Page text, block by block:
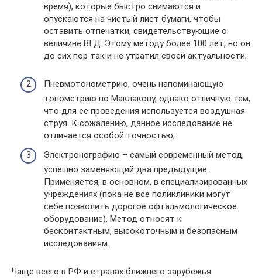
время), которые быстро снимаются и
опускаются на чистый лист бумаги, чтобы
оставить отпечатки, свидетельствующие о
величине ВГД. Этому методу более 100 лет, но он
до сих пор так и не утратил своей актуальности;
Пневмотонометрию, очень напоминающую
тонометрию по Маклакову, однако отличную тем,
что для ее проведения используется воздушная
струя. К сожалению, данное исследование не
отличается особой точностью;
Электронографию – самый современный метод,
успешно заменяющий два предыдущие.
Применяется, в основном, в специализированных
учреждениях (пока не все поликлиники могут
себе позволить дорогое офтальмологическое
оборудование). Метод относят к
бесконтактным, высокоточным и безопасным
исследованиям.
Чаще всего в РФ и странах ближнего зарубежья